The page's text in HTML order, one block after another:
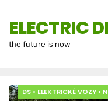
ELECTRIC
the future is now
DS • ELEKTRICKÉ VOZY •